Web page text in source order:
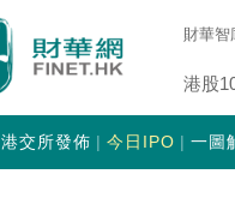
財華智
港股
港交所發佈 今日IPO 一圖